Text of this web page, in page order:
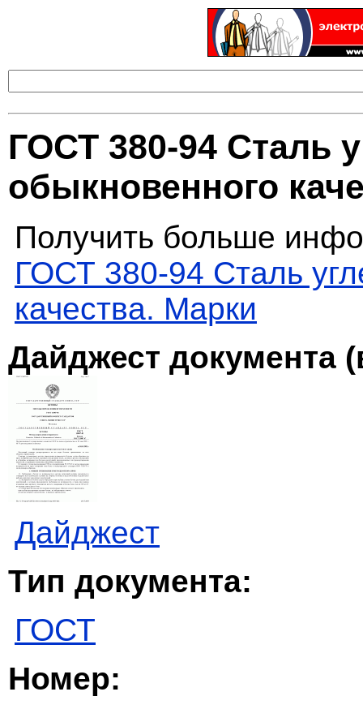
ГОСТ 380-94 Сталь
обыкновенного
Получить больше
ГОСТ 380-94 Сталь
качества. Марки
Дайджест документа
Дайджест
Тип документа:
ГОСТ
Номер: